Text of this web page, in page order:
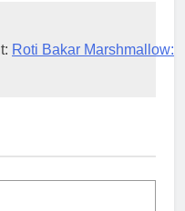
Roti Bakar Marshmallow: